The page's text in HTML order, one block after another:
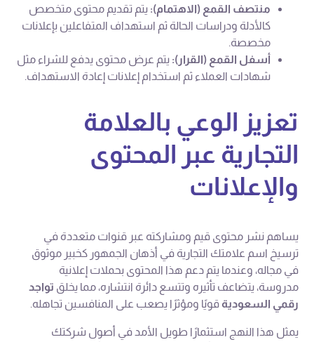
منتصف القمع (الاهتمام): يتم تقديم محتوى متخصص
كالأدلة ودراسات الحالة ثم استهداف المتفاعلين بإعلانات
مخصصة.
أسفل القمع (القرار): يتم عرض محتوى يدفع للشراء مثل
شهادات العملاء ثم استخدام إعلانات إعادة الاستهداف.
تعزيز الوعي بالعلامة
التجارية عبر المحتوى
والإعلانات
يساهم نشر محتوى قيم ومشاركته عبر قنوات متعددة في
ترسيخ اسم علامتك التجارية في أذهان الجمهور كخبير موثوق
في مجاله، وعندما يتم دعم هذا المحتوى بحملات إعلانية
مدروسة، يتضاعف تأثيره وتتسع دائرة انتشاره، مما يخلق تواجد
رقمي السعودية قويًا ومؤثرًا يصعب على المنافسين تجاهله.
يمثل هذا النهج استثمارًا طويل الأمد في أصول شركتك